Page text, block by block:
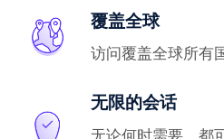
覆盖全球
访问覆盖全球所有
无限的会话
无论何时需要，都